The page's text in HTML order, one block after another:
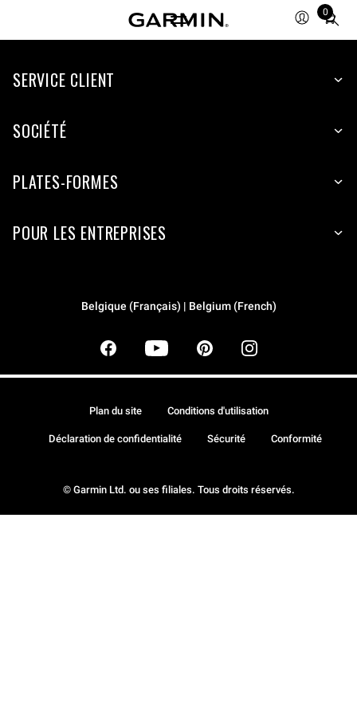
0
Total
items
cart:
SERVICE CLIENT
SOCIÉTÉ
PLATES-FORMES
POUR LES ENTREPRISES
Belgique (Français) | Belgium (French)
© Garmin Ltd. ou ses filiales. Tous droits réservés.
Plan du site Conditions d'utilisation
Déclaration de confidentialité Sécurité Conformité